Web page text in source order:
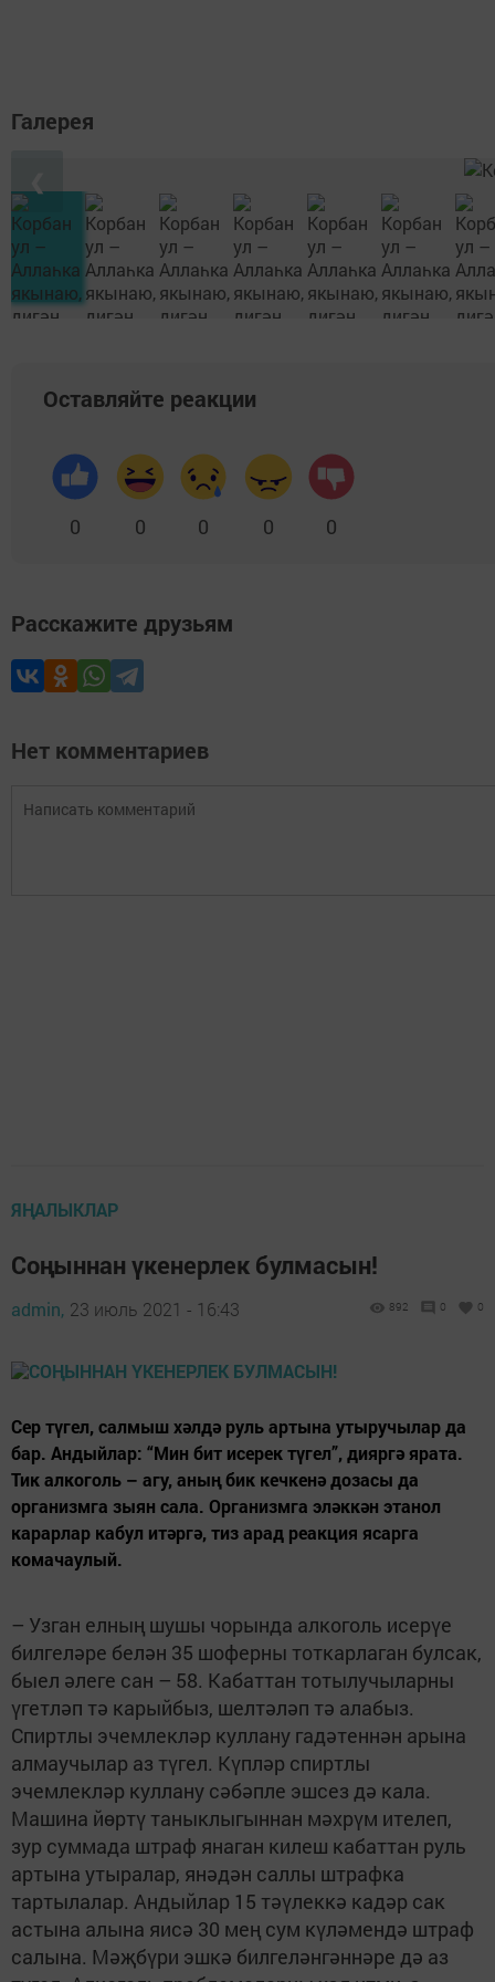
Галерея
Оставляйте реакции
0 0 0 0 0
Расскажите друзьям
Нет комментариев
ЯҢАЛЫКЛАР
Соңыннан үкенерлек булмасын!
admin, 23 июль 2021 - 16:43 892 0 0
Сер түгел, салмыш хәлдә руль артына утыручылар да
бар. Андыйлар: “Мин бит исерек түгел”, дияргә ярата.
Тик алкоголь – агу, аның бик кечкенә дозасы да
организмга зыян сала. Организмга эләккән этанол
карарлар кабул итәргә, тиз арад реакция ясарга
комачаулый.
– Узган елның шушы чорында алкоголь исерүе
билгеләре белән 35 шоферны тоткарлаган булсак,
быел әлеге сан – 58. Кабаттан тотылучыларны
үгетләп тә карыйбыз, шелтәләп тә алабыз.
Спиртлы эчемлекләр куллану гадәтеннән арына
алмаучылар аз түгел. Күпләр спиртлы
эчемлекләр куллану сәбәпле эшсез дә кала.
Машина йөртү таныклыгыннан мәхрүм ителеп,
зур суммада штраф янаган килеш кабаттан руль
артына утыралар, янәдән саллы штрафка
тартылалар. Андыйлар 15 тәүлеккә кадәр сак
астына алына яисә 30 мең сум күләмендә штраф
салына. Мәҗбүри эшкә билгеләнгәннәре дә аз